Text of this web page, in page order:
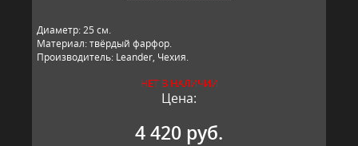
Диаметр: 25 см.
Материал: твёрдый фарфор.
Производитель: Leander, Чехия.
НЕТ В НАЛИЧИИ
Цена:
4 420 руб.